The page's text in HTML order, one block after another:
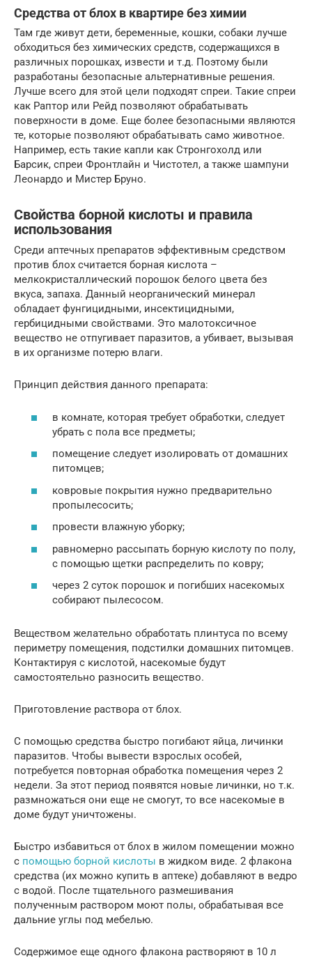
Средства от блох в квартире без химии
Там где живут дети, беременные, кошки, собаки лучше
обходиться без химических средств, содержащихся в
различных порошках, извести и т.д. Поэтому были
разработаны безопасные альтернативные решения.
Лучше всего для этой цели подходят спреи. Такие спреи
как Раптор или Рейд позволяют обрабатывать
поверхности в доме. Еще более безопасными являются
те, которые позволяют обрабатывать само животное.
Например, есть такие капли как Стронгохолд или
Барсик, спреи Фронтлайн и Чистотел, а также шампуни
Леонардо и Мистер Бруно.
Свойства борной кислоты и правила
использования
Среди аптечных препаратов эффективным средством
против блох считается борная кислота –
мелкокристаллический порошок белого цвета без
вкуса, запаха. Данный неорганический минерал
обладает фунгицидными, инсектицидными,
гербицидными свойствами. Это малотоксичное
вещество не отпугивает паразитов, а убивает, вызывая
в их организме потерю влаги.
Принцип действия данного препарата:
в комнате, которая требует обработки, следует
убрать с пола все предметы;
помещение следует изолировать от домашних
питомцев;
ковровые покрытия нужно предварительно
пропылесосить;
провести влажную уборку;
равномерно рассыпать борную кислоту по полу,
с помощью щетки распределить по ковру;
через 2 суток порошок и погибших насекомых
собирают пылесосом.
Веществом желательно обработать плинтуса по всему
периметру помещения, подстилки домашних питомцев.
Контактируя с кислотой, насекомые будут
самостоятельно разносить вещество.
Приготовление раствора от блох.
С помощью средства быстро погибают яйца, личинки
паразитов. Чтобы вывести взрослых особей,
потребуется повторная обработка помещения через 2
недели. За этот период появятся новые личинки, но т.к.
размножаться они еще не смогут, то все насекомые в
доме будут уничтожены.
Быстро избавиться от блох в жилом помещении можно
с помощью борной кислоты в жидком виде. 2 флакона
средства (их можно купить в аптеке) добавляют в ведро
с водой. После тщательного размешивания
полученным раствором моют полы, обрабатывая все
дальние углы под мебелью.
Содержимое еще одного флакона растворяют в 10 л